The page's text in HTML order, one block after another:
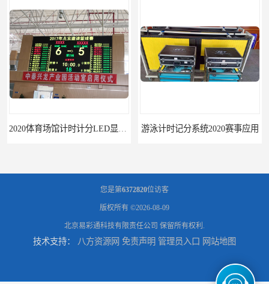
2020体育场馆计时计分LED显示要求 游泳计时记分系统2020赛事应用
游泳计时系统赛事2020新研发 攀枝花记分系统厂家
您是第6372820位访客
版权所有 ©2026-08-09
北京易彩通科技有限责任公司 保留所有权利.
技术支持： 八方资源网 免责声明 管理员入口 网站地图